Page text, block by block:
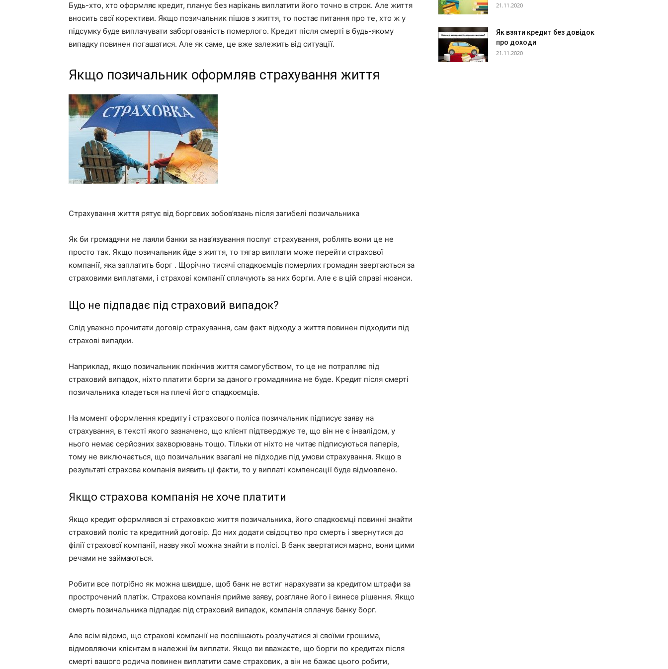
Будь-хто, хто оформляє кредит, планує без нарікань виплатити його точно в строк. Але життя
вносить свої корективи. Якщо позичальник пішов з життя, то постає питання про те, хто ж у
підсумку буде виплачувати заборгованість померлого. Кредит після смерті в будь-якому
випадку повинен погашатися. Але як саме, це вже залежить від ситуації.
Якщо позичальник оформляв страхування життя
Страхування життя рятує від боргових зобов’язань після загибелі позичальника
Як би громадяни не лаяли банки за нав’язування послуг страхування, роблять вони це не
просто так. Якщо позичальник йде з життя, то тягар виплати може перейти страхової
компанії, яка заплатить борг . Щорічно тисячі спадкоємців померлих громадян звертаються за
страховими виплатами, і страхові компанії сплачують за них борги. Але є в цій справі нюанси.
Що не підпадає під страховий випадок?
Слід уважно прочитати договір страхування, сам факт відходу з життя повинен підходити під
страхові випадки.
Наприклад, якщо позичальник покінчив життя самогубством, то це не потрапляє під
страховий випадок, ніхто платити борги за даного громадянина не буде. Кредит після смерті
позичальника кладеться на плечі його спадкоємців.
На момент оформлення кредиту і страхового поліса позичальник підписує заяву на
страхування, в тексті якого зазначено, що клієнт підтверджує те, що він не є інвалідом, у
нього немає серйозних захворювань тощо. Тільки от ніхто не читає підписуються паперів,
тому не виключається, що позичальник взагалі не підходив під умови страхування. Якщо в
результаті страхова компанія виявить ці факти, то у виплаті компенсації буде відмовлено.
Якщо страхова компанія не хоче платити
Якщо кредит оформлявся зі страховкою життя позичальника, його спадкоємці повинні знайти
страховий поліс та кредитний договір. До них додати свідоцтво про смерть і звернутися до
філії страхової компанії, назву якої можна знайти в полісі. В банк звертатися марно, вони цими
речами не займаються.
Робити все потрібно як можна швидше, щоб банк не встиг нарахувати за кредитом штрафи за
прострочений платіж. Страхова компанія прийме заяву, розгляне його і винесе рішення. Якщо
смерть позичальника підпадає під страховий випадок, компанія сплачує банку борг.
Але всім відомо, що страхові компанії не поспішають розлучатися зі своїми грошима,
відмовляючи клієнтам в належні їм виплати. Якщо ви вважаєте, що борги по кредитах після
смерті вашого родича повинен виплатити саме страховик, а він не бажає цього робити,
21.11.2020
Як взяти кредит без довідок
про доходи
21.11.2020